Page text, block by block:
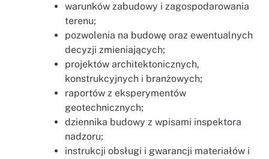
warunków zabudowy i zagospodarowania
terenu;
pozwolenia na budowę oraz ewentualnych
decyzji zmieniających;
projektów architektonicznych,
konstrukcyjnych i branżowych;
raportów z eksperymentów
geotechnicznych;
dziennika budowy z wpisami inspektora
nadzoru;
instrukcji obsługi i gwarancji materiałów i